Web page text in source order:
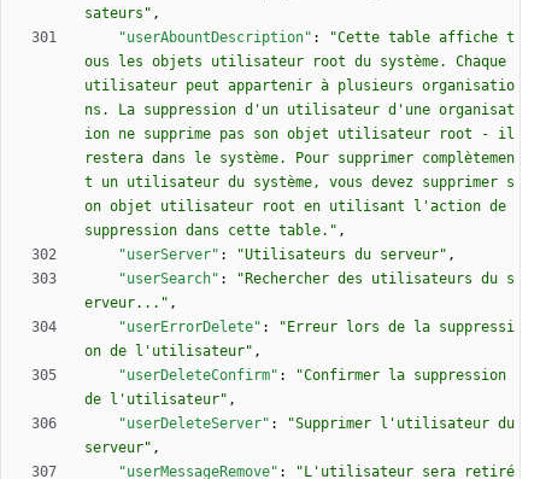
sateurs" ,
"userAbountDescription" :
"Cette table affiche t
ous les objets utilisateur root du système. Chaque
utilisateur peut appartenir à plusieurs organisatio
ns. La suppression d'un utilisateur d'une organisat
ion ne supprime pas son objet utilisateur root - il
restera dans le système. Pour supprimer complètemen
t un utilisateur du système, vous devez supprimer s
on objet utilisateur root en utilisant l'action de
suppression dans cette table." ,
"userServer" : "Utilisateurs du serveur" ,
"userSearch" :
"Rechercher des utilisateurs du s
erveur..." ,
"userErrorDelete" :
"Erreur lors de la suppressi
on de l'utilisateur" ,
"userDeleteConfirm" :
"Confirmer la suppression
de l'utilisateur" ,
"userDeleteServer" :
"Supprimer l'utilisateur du
serveur" ,
"userMessageRemove" : "L'utilisateur sera retiré